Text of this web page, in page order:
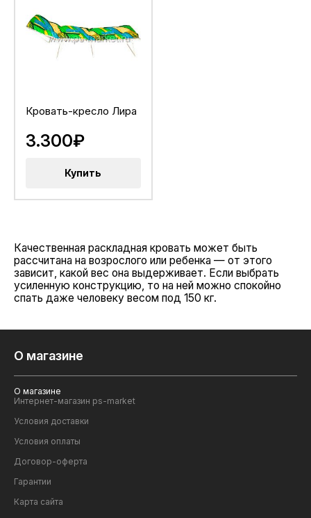
Кровать-кресло Лира
3.300₽
Купить
Качественная раскладная кровать может быть
рассчитана на возрослого или ребенка — от этого
зависит, какой вес она выдерживает. Если выбрать
усиленную конструкцию, то на ней можно спокойно
спать даже человеку весом под 150 кг.
О магазине
О магазине
Интернет-магазин ps-market
Условия доставки
Условия оплаты
Договор-оферта
Гарантии
Карта сайта